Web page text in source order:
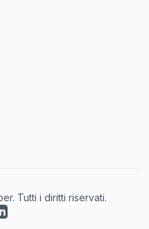
Tutti i diritti riservati.